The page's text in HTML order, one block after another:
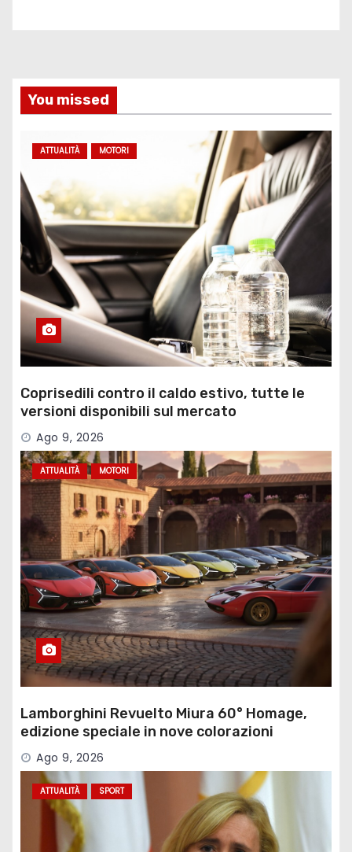
You missed
ATTUALITÀ MOTORI
Coprisedili contro il caldo estivo, tutte le
versioni disponibili sul mercato
Ago 9, 2026
ATTUALITÀ MOTORI
Lamborghini Revuelto Miura 60° Homage,
edizione speciale in nove colorazioni
Ago 9, 2026
ATTUALITÀ SPORT